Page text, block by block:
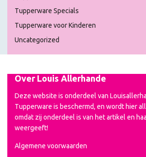
Tupperware Specials
Tupperware voor Kinderen
Uncategorized
Over Louis Allerhande
Deze website is onderdeel van
Tupperware is beschermd, en wordt hier
omdat zij onderdeel is van het artikel en
weergeeft!
Algemene voorwaarden